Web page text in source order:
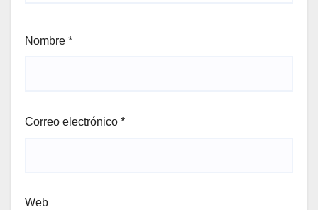
Nombre *
Correo electrónico *
Web